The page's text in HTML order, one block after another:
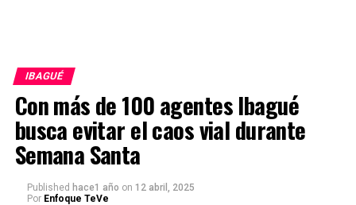
IBAGUÉ
Con más de 100 agentes Ibagué
busca evitar el caos vial durante
Semana Santa
Published hace1 año on 12 abril, 2025
Por Enfoque TeVe